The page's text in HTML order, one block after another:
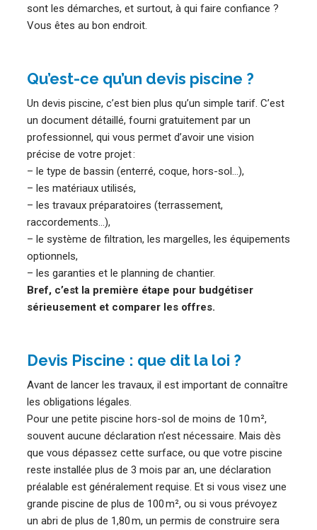
sont les démarches, et surtout, à qui faire confiance ?
Vous êtes au bon endroit.
Qu’est-ce qu’un devis piscine ?
Un devis piscine, c’est bien plus qu’un simple tarif. C’est
un document détaillé, fourni gratuitement par un
professionnel, qui vous permet d’avoir une vision
précise de votre projet :
– le type de bassin (enterré, coque, hors-sol…),
– les matériaux utilisés,
– les travaux préparatoires (terrassement,
raccordements…),
– le système de filtration, les margelles, les équipements
optionnels,
– les garanties et le planning de chantier.
Bref, c’est la première étape pour budgétiser
sérieusement et comparer les offres.
Devis Piscine : que dit la loi ?
Avant de lancer les travaux, il est important de connaître
les obligations légales.
Pour une petite piscine hors-sol de moins de 10 m²,
souvent aucune déclaration n’est nécessaire. Mais dès
que vous dépassez cette surface, ou que votre piscine
reste installée plus de 3 mois par an, une déclaration
préalable est généralement requise. Et si vous visez une
grande piscine de plus de 100 m², ou si vous prévoyez
un abri de plus de 1,80 m, un permis de construire sera